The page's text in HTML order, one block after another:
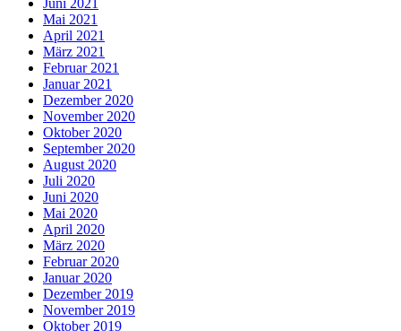
Mai 2021
April 2021
März 2021
Februar 2021
Januar 2021
Dezember 2020
November 2020
Oktober 2020
September 2020
August 2020
Juli 2020
Juni 2020
Mai 2020
April 2020
März 2020
Februar 2020
Januar 2020
Dezember 2019
November 2019
Oktober 2019